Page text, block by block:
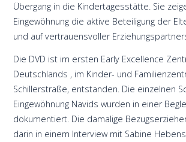
Übergang in die Kindertagesstätte. Sie
Eingewöhnung die aktive Beteiligung der
und auf vertrauensvoller
Die DVD ist im ersten Early Excellence
Deutschlands , im Kinder- und
Schillerstraße, entstanden. Die einzelnen
Eingewöhnung Navids wurden in einer
dokumentiert. Die damalige
darin in einem Interview mit Sabine